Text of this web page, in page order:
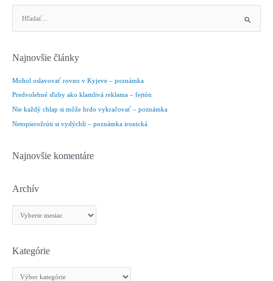
a
:
Najnovšie články
Mohol oslavovať rovno v Kyjeve – poznámka
Predvolebné sľuby ako klamlivá reklama – fejtón
Nie každý chlap si môže hrdo vykračovať – poznámka
Netopierožrúti si vydýchli – poznámka ironická
Najnovšie komentáre
Archív
r
h
Kategórie